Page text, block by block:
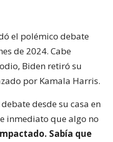
el polémico debate
de 2024. Cabe
Biden retiró su
por Kamala Harris.
desde su casa en
inmediato que algo no
Sabía que